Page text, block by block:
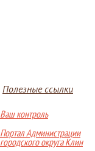
Полезные ссылки
Ваш контроль
Портал Администрации
городского округа Клин